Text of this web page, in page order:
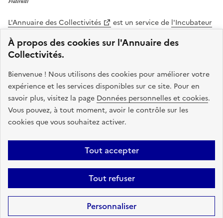
À propos des cookies sur l'Annuaire des
Collectivités.
Bienvenue ! Nous utilisons des cookies pour améliorer votre
expérience et les services disponibles sur ce site. Pour en
savoir plus, visitez la page Données personnelles et cookies.
Vous pouvez, à tout moment, avoir le contrôle sur les
cookies que vous souhaitez activer.
Tout accepter
Tout refuser
Personnaliser
L'Annuaire des Collectivités est un service de l'Incubateur
des Territoires
Cohésion des Territoires
. Le code source de ce site web
est disponible en licence libre. Le design de ce site est conçu
avec le système de design de l’État.
legifrance.gouv.fr
info.gouv.fr
service-public.gouv.fr
data.gouv.fr
Plan du site Accessibilite : non conforme
Mentions légales
Politique de confidentialité
Gestion des cookies FAQ
Kit de
Statistiques Code source
Sauf mention contraire, tous les contenus de ce site sont sous